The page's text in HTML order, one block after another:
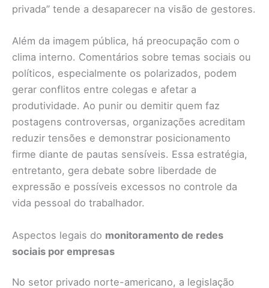
privada” tende a desaparecer na visão de gestores.
Além da imagem pública, há preocupação com o
clima interno. Comentários sobre temas sociais ou
políticos, especialmente os polarizados, podem
gerar conflitos entre colegas e afetar a
produtividade. Ao punir ou demitir quem faz
postagens controversas, organizações acreditam
reduzir tensões e demonstrar posicionamento
firme diante de pautas sensíveis. Essa estratégia,
entretanto, gera debate sobre liberdade de
expressão e possíveis excessos no controle da
vida pessoal do trabalhador.
Aspectos legais do monitoramento de redes
sociais por empresas
No setor privado norte-americano, a legislação